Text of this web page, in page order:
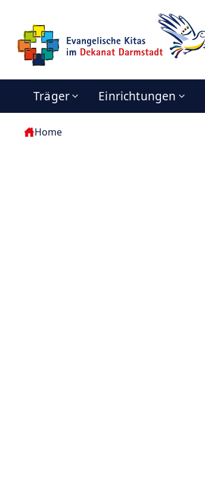
Träger Einrichtungen
Home